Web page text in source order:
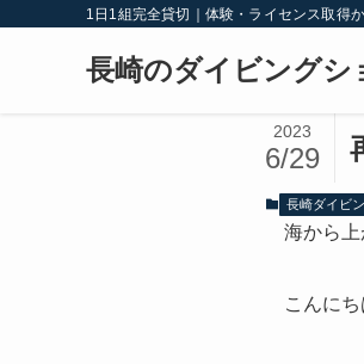
1日1組完全貸切｜体験・ライセンス取得
長崎のダイビングシ
2023
6/29
長崎ダイビ
海から
こんに